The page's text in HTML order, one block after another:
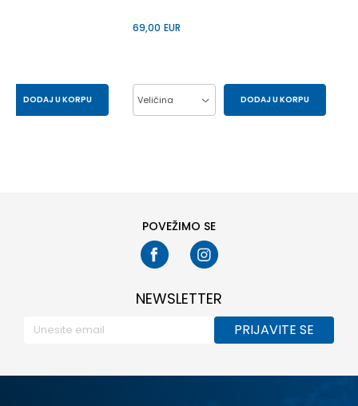
DODAJ U KORPU
69,00 EUR
Veličina DODAJ U KORPU
POVEŽIMO SE
NEWSLETTER
PRIJAVITE SE